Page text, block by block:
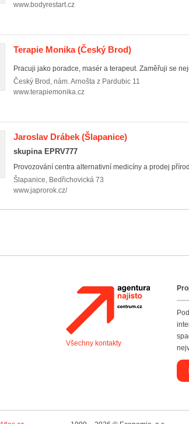
www.bodyrestart.cz
Terapie Monika(Český Brod)
Pracuji jako poradce, masér a terapeut. Zaměřuji se
Český Brod , nám. Arnošta z Pardubic 11
www.terapiemonika.cz
Jaroslav Drábek (Šlapanice)
skupina EPRV777
Provozování centra alternativní medicíny a prodej
Šlapanice, Bedřichovická 73
www.japrorok.cz/
Agentura
Všechny kontakty